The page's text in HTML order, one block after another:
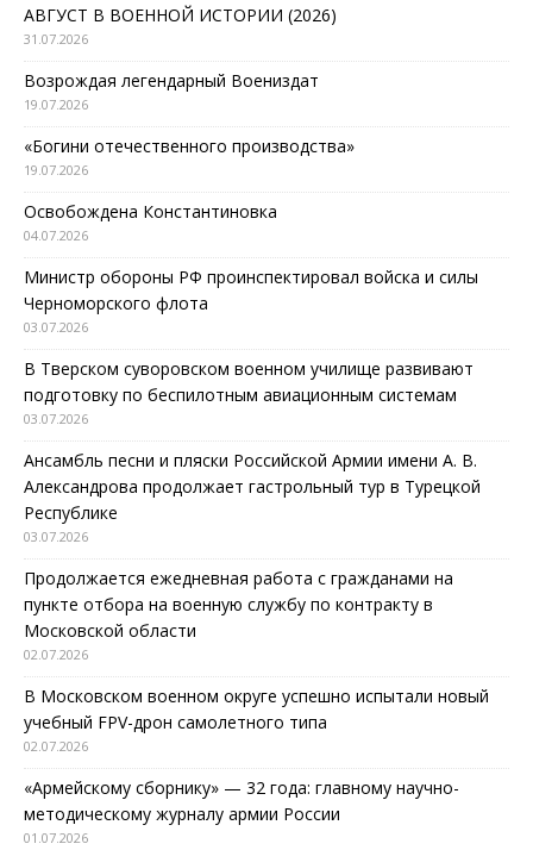
АВГУСТ В ВОЕННОЙ ИСТОРИИ (2026)
31.07.2026
Возрождая легендарный Воениздат
19.07.2026
«Богини отечественного производства»
19.07.2026
Освобождена Константиновка
04.07.2026
Министр обороны РФ проинспектировал войска и силы
Черноморского флота
03.07.2026
В Тверском суворовском военном училище развивают
подготовку по беспилотным авиационным системам
03.07.2026
Ансамбль песни и пляски Российской Армии имени А. В.
Александрова продолжает гастрольный тур в Турецкой
Республике
03.07.2026
Продолжается ежедневная работа с гражданами на
пункте отбора на военную службу по контракту в
Московской области
02.07.2026
В Московском военном округе успешно испытали новый
учебный FPV-дрон самолетного типа
02.07.2026
«Армейскому сборнику» — 32 года: главному научно-
методическому журналу армии России
01.07.2026